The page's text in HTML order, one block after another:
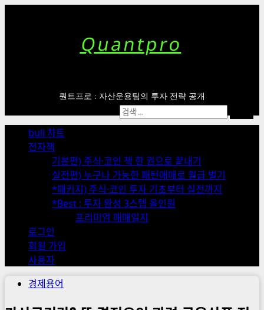
Quantpro
퀀트프로 : 자산운용팀의 투자 전략 공개
Menu
bull 차트
전자책
기본편) 주식·코인 책 한 권으로 끝내기
실전편) 누구나 가능한 패턴매매로 월급 벌기
*패키지) 주식·코인 투자 기초부터 실전까지
*Best : 투자 완성 3스텝 올인원
프리미엄 매매일지
로그인
회원 가입
사용자
검
색:
경제용어